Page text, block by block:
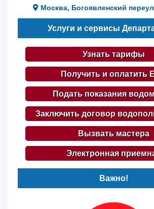
Москва, Богоявленский
Услуги и сервисы
Узнать тарифы
Получить и оплатить
Подать показания
Заключить договор
Вызвать мастера
Электронная
Важно!